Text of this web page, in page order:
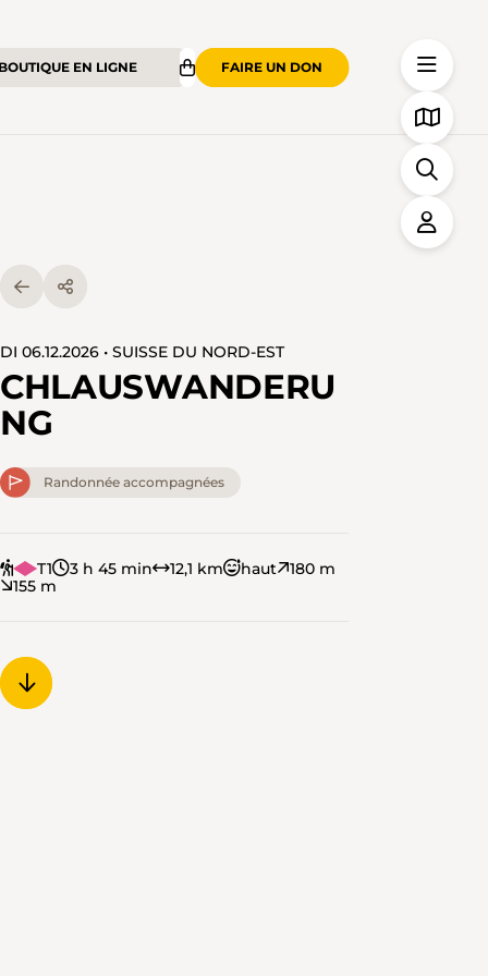
EN LIGNE FAIRE UN DON
DI 06.12.2026 • SUISSE DU NORD-EST
CHLAUSWANDERU
NG
Randonnée accompagnées
T1 3 h 45 min 12,1 km haut
180 m
155 m